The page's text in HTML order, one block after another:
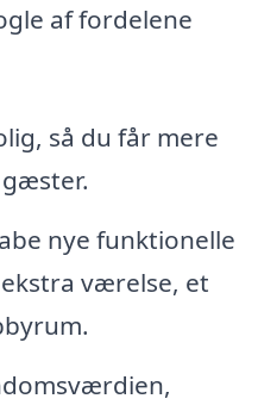
af fordelene
så du får mere
nye funktionelle
værelse, et